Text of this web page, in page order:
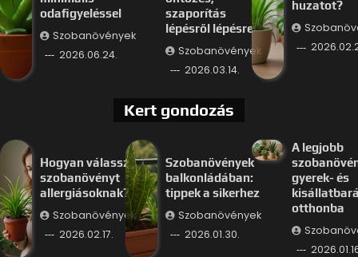
odafigyeléssel
Szobanövények
2026.06.24.
szaporítás
lépésről lépésre
Szobanövények
2026.03.14.
huzatot?
Kert gondozás
Hogyan válassz
szobanövényt
allergiásoknak?
Szobanövények
2026.02.17.
Szobanövények
balkonládában:
tippek a sikerhez
Szobanövények
2026.01.30.
A legjobb
gyerek- és
otthonba